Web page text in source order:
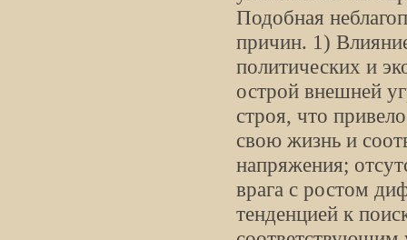
Подобная
причин. 1)
политических и
острой внешней
строя, что
свою жизнь и
напряжения;
врага с ростом
тенденцией к